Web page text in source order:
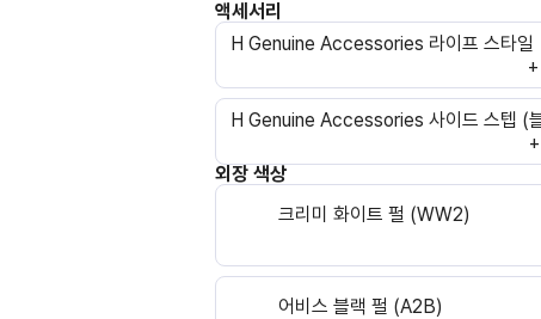
액세서리
H Genuine Accessories 라이프 스타일
H Genuine Accessories 사이드 스텝 (
외장 색상
크리미 화이트 펄 (WW2)
어비스 블랙 펄 (A2B)